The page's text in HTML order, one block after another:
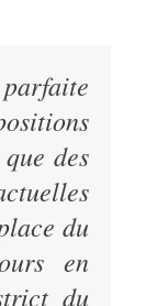
des
du
en
du